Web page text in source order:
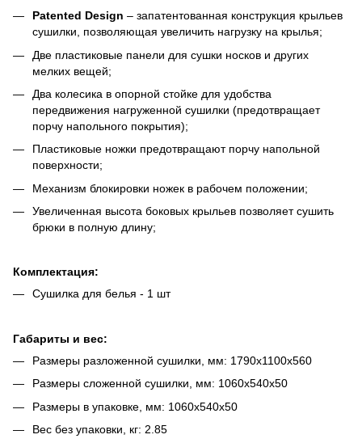
Patented Design – запатентованная конструкция крыльев
сушилки, позволяющая увеличить нагрузку на крылья;
Две пластиковые панели для сушки носков и других
мелких вещей;
Два колесика в опорной стойке для удобства
передвижения нагруженной сушилки (предотвращает
порчу напольного покрытия);
Пластиковые ножки предотвращают порчу напольной
поверхности;
Механизм блокировки ножек в рабочем положении;
Увеличенная высота боковых крыльев позволяет сушить
брюки в полную длину;
Комплектация:
Сушилка для белья - 1 шт
Габариты и вес:
Размеры разложенной сушилки, мм: 1790х1100х560
Размеры сложенной сушилки, мм: 1060х540х50
Размеры в упаковке, мм: 1060х540х50
Вес без упаковки, кг: 2.85